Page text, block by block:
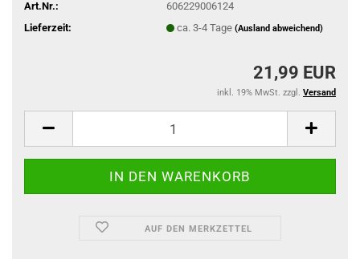
Art.Nr.:
606229006124
Lieferzeit:
ca. 3-4 Tage (Ausland abweichend)
21,99 EUR
inkl. 19% MwSt. zzgl. Versand
AUF DEN MERKZETTEL